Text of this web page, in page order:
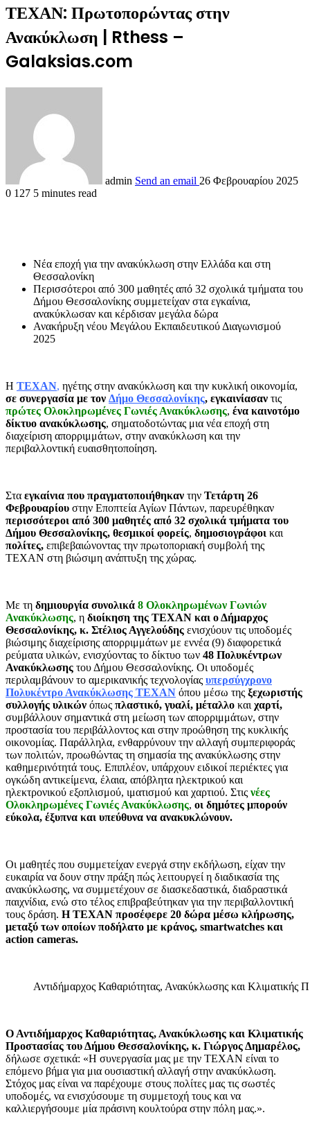
ΤΕΧΑΝ: Πρωτοπορώντας στην
Ανακύκλωση | Rthess –
Galaksias.com
admin Send an email 26 Φεβρουαρίου 2025
0 127 5 minutes read
Νέα εποχή για την ανακύκλωση στην Ελλάδα και στη
Θεσσαλονίκη
Περισσότεροι από 300 μαθητές από 32 σχολικά τμήματα του
Δήμου Θεσσαλονίκης συμμετείχαν στα εγκαίνια,
ανακύκλωσαν και κέρδισαν μεγάλα δώρα
Ανακήρυξη νέου Μεγάλου Εκπαιδευτικού Διαγωνισμού
2025
Η ΤΕΧΑΝ, ηγέτης στην ανακύκλωση και την κυκλική οικονομία,
σε συνεργασία με τον Δήμο Θεσσαλονίκης, εγκαινίασαν τις
πρώτες Ολοκληρωμένες Γωνιές Ανακύκλωσης, ένα καινοτόμο
δίκτυο ανακύκλωσης, σηματοδοτώντας μια νέα εποχή στη
διαχείριση απορριμμάτων, στην ανακύκλωση και την
περιβαλλοντική ευαισθητοποίηση.
Στα εγκαίνια που πραγματοποιήθηκαν την Τετάρτη 26
Φεβρουαρίου στην Εποπτεία Αγίων Πάντων, παρευρέθηκαν
περισσότεροι από 300 μαθητές από 32 σχολικά τμήματα του
Δήμου Θεσσαλονίκης, θεσμικοί φορείς, δημοσιογράφοι και
πολίτες, επιβεβαιώνοντας την πρωτοποριακή συμβολή της
ΤΕΧΑΝ στη βιώσιμη ανάπτυξη της χώρας.
Με τη δημιουργία συνολικά 8 Ολοκληρωμένων Γωνιών
Ανακύκλωσης, η διοίκηση της ΤΕΧΑΝ και ο Δήμαρχος
Θεσσαλονίκης, κ. Στέλιος Αγγελούδης ενισχύουν τις υποδομές
βιώσιμης διαχείρισης απορριμμάτων με εννέα (9) διαφορετικά
ρεύματα υλικών, ενισχύοντας το δίκτυο των 48 Πολυκέντρων
Ανακύκλωσης του Δήμου Θεσσαλονίκης. Οι υποδομές
περιλαμβάνουν το αμερικανικής τεχνολογίας υπερσύγχρονο
Πολυκέντρο Ανακύκλωσης ΤΕΧΑΝ όπου μέσω της ξεχωριστής
συλλογής υλικών όπως πλαστικό, γυαλί, μέταλλο και χαρτί,
συμβάλλουν σημαντικά στη μείωση των απορριμμάτων, στην
προστασία του περιβάλλοντος και στην προώθηση της κυκλικής
οικονομίας. Παράλληλα, ενθαρρύνουν την αλλαγή συμπεριφοράς
των πολιτών, προωθώντας τη σημασία της ανακύκλωσης στην
καθημερινότητά τους. Επιπλέον, υπάρχουν ειδικοί περιέκτες για
ογκώδη αντικείμενα, έλαια, απόβλητα ηλεκτρικού και
ηλεκτρονικού εξοπλισμού, ιματισμού και χαρτιού. Στις νέες
Ολοκληρωμένες Γωνιές Ανακύκλωσης, οι δημότες μπορούν
εύκολα, έξυπνα και υπεύθυνα να ανακυκλώνουν.
Οι μαθητές που συμμετείχαν ενεργά στην εκδήλωση, είχαν την
ευκαιρία να δουν στην πράξη πώς λειτουργεί η διαδικασία της
ανακύκλωσης, να συμμετέχουν σε διασκεδαστικά, διαδραστικά
παιχνίδια, ενώ στο τέλος επιβραβεύτηκαν για την περιβαλλοντική
τους δράση. Η ΤΕΧΑΝ προσέφερε 20 δώρα μέσω κλήρωσης,
μεταξύ των οποίων ποδήλατο με κράνος, smartwatches και
action cameras.
Αντιδήμαρχος Καθαριότητας, Ανακύκλωσης και
Ο Αντιδήμαρχος Καθαριότητας, Ανακύκλωσης και Κλιματικής
Προστασίας του Δήμου Θεσσαλονίκης, κ. Γιώργος Δημαρέλος,
δήλωσε σχετικά: «Η συνεργασία μας με την ΤΕΧΑΝ είναι το
επόμενο βήμα για μια ουσιαστική αλλαγή στην ανακύκλωση.
Στόχος μας είναι να παρέχουμε στους πολίτες μας τις σωστές
υποδομές, να ενισχύσουμε τη συμμετοχή τους και να
καλλιεργήσουμε μία πράσινη κουλτούρα στην πόλη μας.».